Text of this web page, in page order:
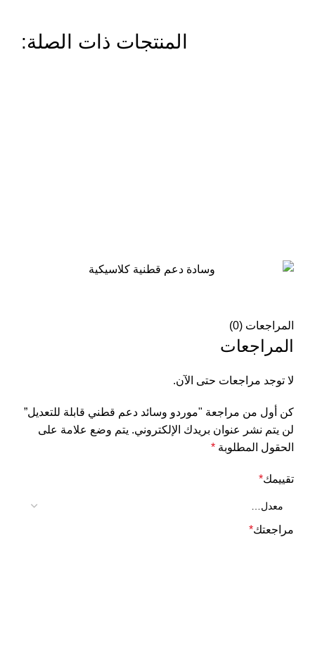
المنتجات ذات الصلة:
المراجعات (0)
المراجعات
لا توجد مراجعات حتى الآن.
كن أول من مراجعة "موردو وسائد دعم قطني قابلة للتعديل”
لن يتم نشر عنوان بريدك الإلكتروني. يتم وضع علامة على
الحقول المطلوبة *
تقييمك*
مراجعتك*